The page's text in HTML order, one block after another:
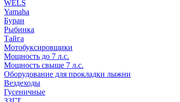
WELS
Yamaha
Буран
Рыбинка
Тайга
Мотобуксировщики
Мощность до 7 л.с.
Мощность свыше 7 л.с.
Оборудование для прокладки лыжни
Вездеходы
Гусеничные